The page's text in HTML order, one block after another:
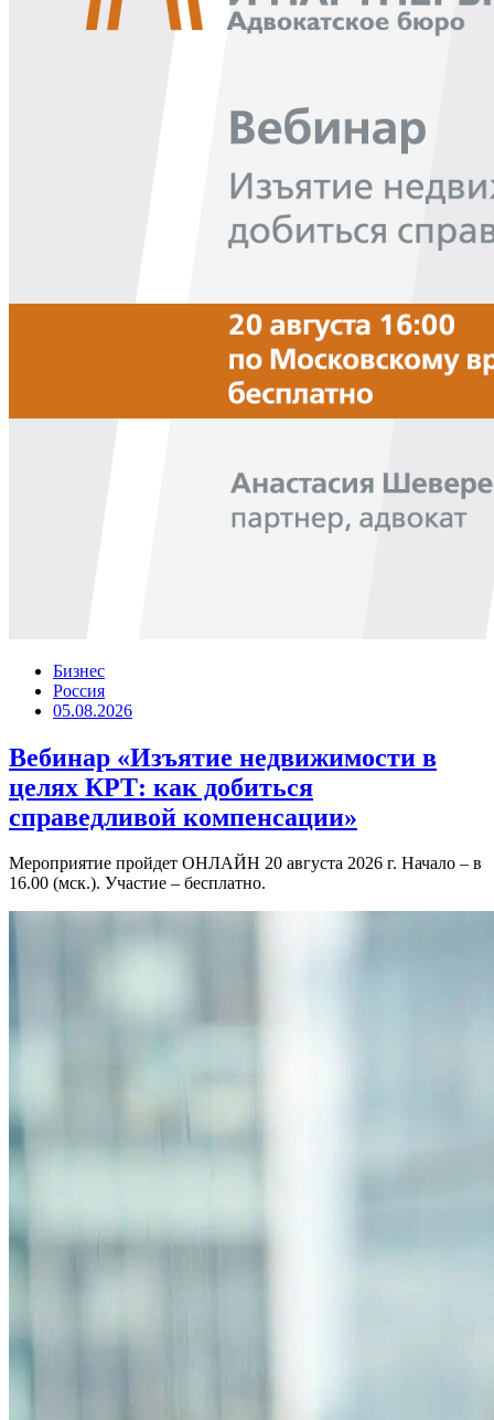
Бизнес
Россия
05.08.2026
Вебинар «Изъятие недвижимости в
целях КРТ: как добиться
справедливой компенсации»
Мероприятие пройдет ОНЛАЙН 20 августа 2026 г. Начало – в
16.00 (мск.). Участие – бесплатно.